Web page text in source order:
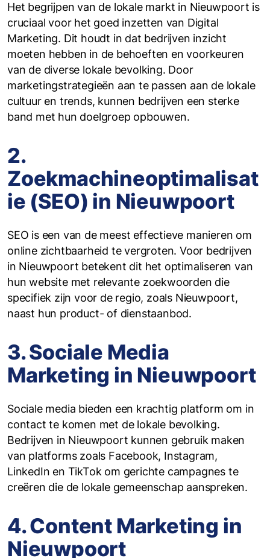
Het begrijpen van de lokale markt in Nieuwpoort is
cruciaal voor het goed inzetten van Digital
Marketing. Dit houdt in dat bedrijven inzicht
moeten hebben in de behoeften en voorkeuren
van de diverse lokale bevolking. Door
marketingstrategieën aan te passen aan de lokale
cultuur en trends, kunnen bedrijven een sterke
band met hun doelgroep opbouwen.
2.
Zoekmachineoptimalisat
ie (SEO) in Nieuwpoort
SEO is een van de meest effectieve manieren om
online zichtbaarheid te vergroten. Voor bedrijven
in Nieuwpoort betekent dit het optimaliseren van
hun website met relevante zoekwoorden die
specifiek zijn voor de regio, zoals Nieuwpoort,
naast hun product- of dienstaanbod.
3. Sociale Media
Marketing in Nieuwpoort
Sociale media bieden een krachtig platform om in
contact te komen met de lokale bevolking.
Bedrijven in Nieuwpoort kunnen gebruik maken
van platforms zoals Facebook, Instagram,
LinkedIn en TikTok om gerichte campagnes te
creëren die de lokale gemeenschap aanspreken.
4. Content Marketing in
Nieuwpoort